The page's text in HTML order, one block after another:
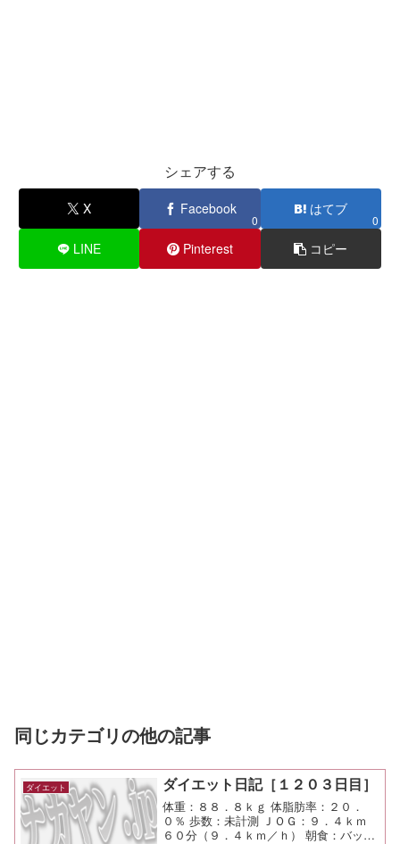
シェアする
X Facebook
0
はてブ
0
LINE Pinterest コピー
同じカテゴリの他の記事
ダイエット ダイエット日記［１２０３日目］
体重：８８．８ｋｇ 体脂肪率：２０．
０％ 歩数：未計測 ＪＯＧ：９．４ｋｍ
６０分（９．４ｋｍ／ｈ） 朝食：バッテ